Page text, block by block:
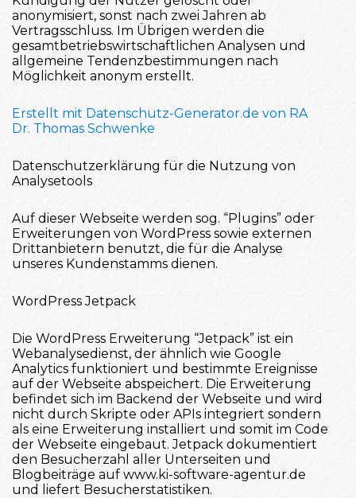
anonymisiert, sonst nach zwei Jahren ab
Vertragsschluss. Im Übrigen werden die
gesamtbetriebswirtschaftlichen Analysen und
allgemeine Tendenzbestimmungen nach
Möglichkeit anonym erstellt.
Erstellt mit Datenschutz-Generator.de von RA
Dr. Thomas Schwenke
Datenschutzerklärung für die Nutzung von
Analysetools
Auf dieser Webseite werden sog. “Plugins” oder
Erweiterungen von WordPress sowie externen
Drittanbietern benutzt, die für die Analyse
unseres Kundenstamms dienen.
WordPress Jetpack
Die WordPress Erweiterung “Jetpack” ist ein
Webanalysedienst, der ähnlich wie Google
Analytics funktioniert und bestimmte Ereignisse
auf der Webseite abspeichert. Die Erweiterung
befindet sich im Backend der Webseite und wird
nicht durch Skripte oder APIs integriert sondern
als eine Erweiterung installiert und somit im Code
der Webseite eingebaut. Jetpack dokumentiert
den Besucherzahl aller Unterseiten und
Blogbeiträge auf www.ki-software-agentur.de
und liefert Besucherstatistiken.